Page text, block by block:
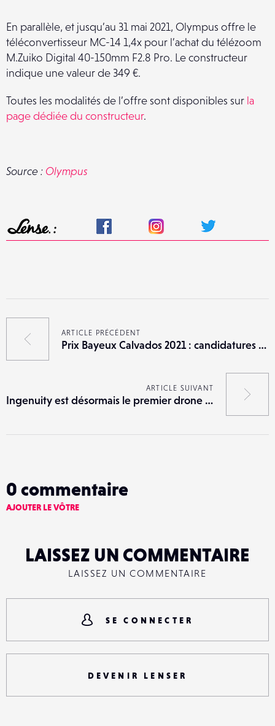
En parallèle, et jusqu’au 31 mai 2021, Olympus offre le
téléconvertisseur MC-14 1,4x pour l’achat du télézoom
M.Zuiko Digital 40-150mm F2.8 Pro. Le constructeur
indique une valeur de 349 €.
Toutes les modalités de l’offre sont disponibles sur la
page dédiée du constructeur.
Source : Olympus
ARTICLE PRÉCÉDENT
Prix Bayeux Calvados 2021 : candidatures ouvertes jusqu’au 7 juin
ARTICLE SUIVANT
Ingenuity est désormais le premier drone à s’envoler sur Mars
0 commentaire
AJOUTER LE VÔTRE
LAISSEZ UN COMMENTAIRE
LAISSEZ UN COMMENTAIRE
SE CONNECTER
DEVENIR LENSER